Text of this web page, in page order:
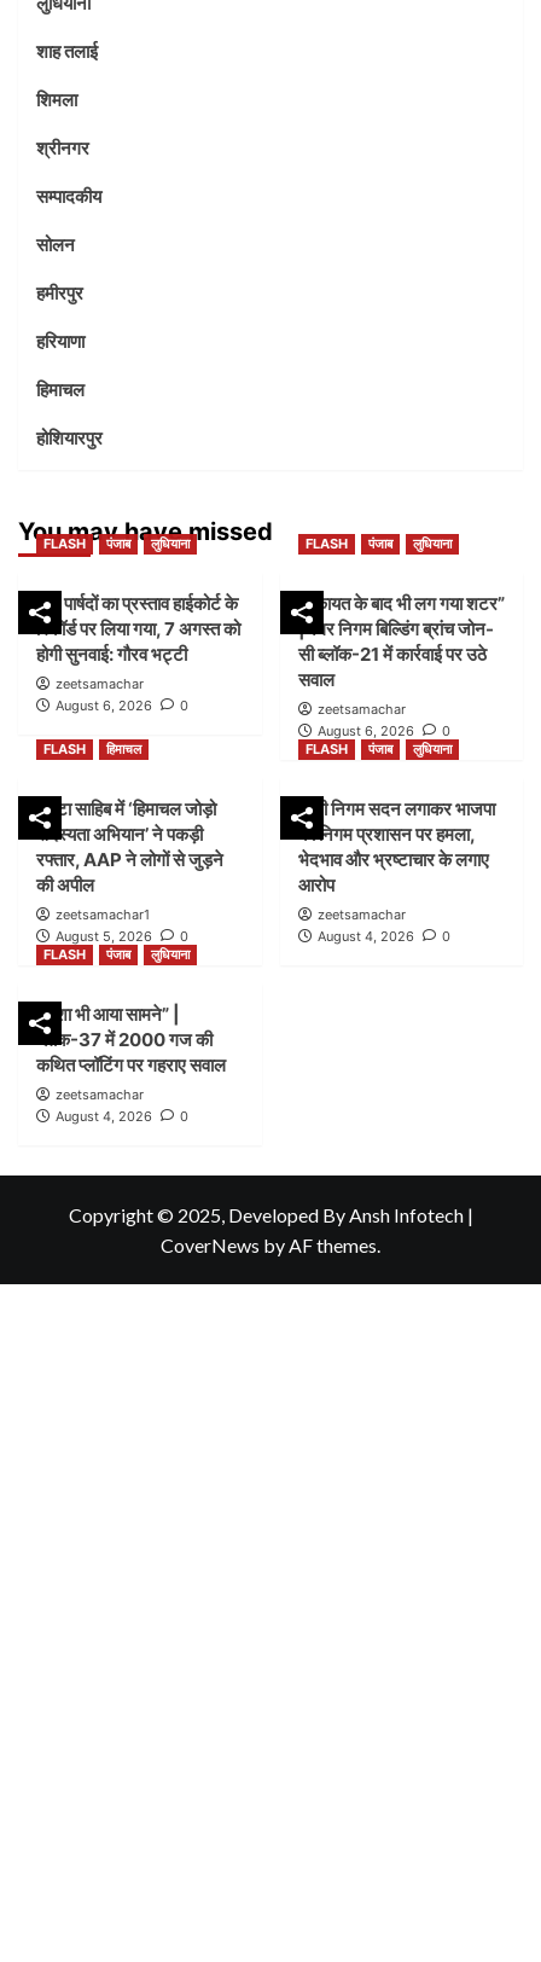
शाह तलाई
शिमला
श्रीनगर
सम्पादकीय
सोलन
हमीरपुर
हरियाणा
हिमाचल
होशियारपुर
You may have missed
FLASH पंजाब लुधियाना
45 पार्षदों का प्रस्ताव हाईकोर्ट के
रिकॉर्ड पर लिया गया, 7 अगस्त को
होगी सुनवाई: गौरव भट्टी
zeetsamachar
August 6, 2026
0
FLASH पंजाब लुधियाना
शिकायत के बाद भी लग गया शटर”
|नगर निगम बिल्डिंग ब्रांच जोन-
सी ब्लॉक-21 में कार्रवाई पर उठे
सवाल
zeetsamachar
August 6, 2026
0
FLASH
हिमाचल
पांवटा साहिब में ‘हिमाचल जोड़ो
सदस्यता अभियान’ ने पकड़ी
रफ्तार, AAP ने लोगों से जुड़ने
की अपील
zeetsamachar1
August 5, 2026
0
FLASH पंजाब लुधियाना
डम्मी निगम सदन लगाकर भाजपा
का निगम प्रशासन पर हमला,
भेदभाव और भ्रष्टाचार के लगाए
आरोप
zeetsamachar
August 4, 2026
0
FLASH
पंजाब लुधियाना
नक्शा भी आया सामने” |
ब्लॉक-37 में 2000 गज की
कथित प्लॉटिंग पर गहराए सवाल
zeetsamachar
August 4, 2026
0
Copyright © 2025, Developed By Ansh Infotech |
CoverNews by AF themes.